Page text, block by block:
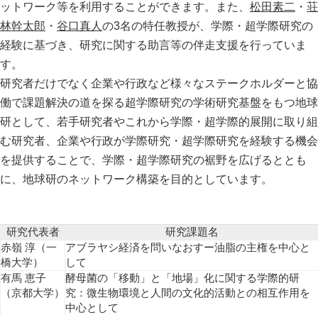
施設紹介
交通アクセス
研究成果
研究成果一覧
共同利用
共同利用
実験施設
大学院教育
イベント
刊行物
サ
イ
ト
English
ットワーク等を利用することができます。また、 松田素二 ・ 荘
林幹太郎 ・ 谷口真人の3名の特任教授が、学際・超学際研究の
経験に基づき、研究に関する助言等の伴走支援を行っていま
す。
研究者だけでなく企業や行政など様々なステークホルダーと協
働で課題解決の道を探る超学際研究の学術研究基盤をもつ地球
研として、若手研究者やこれから学際・超学際的展開に取り組
む研究者、企業や行政が学際研究・超学際研究を経験する機会
を提供することで、学際・超学際研究の裾野を広げるととも
に、地球研のネットワーク構築を目的としています。
研究代表者
研究課題名
⾚嶺 淳（一
橋大学）
アブラヤシ経済を問いなおすー油脂の主権を中心と
して
有馬 恵子
（京都大学）
酵母菌の「移動」と「地場」化に関する学際的研
究：微生物環境と人間の文化的活動との相互作用を
中心として